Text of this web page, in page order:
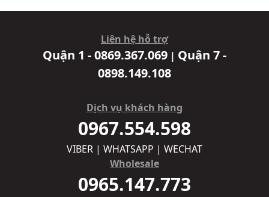
Liên hệ hỗ trợ
Quận 1 - 0869.367.069 | Quận 7 -
0898.149.108
Dịch vụ khách hàng
0967.554.598
VIBER | WHATSAPP | WECHAT
Wholesale
0965.147.773